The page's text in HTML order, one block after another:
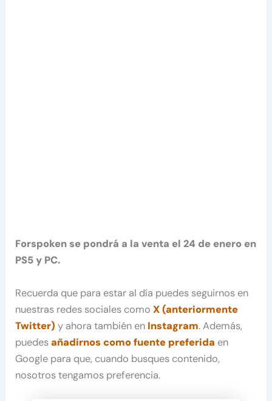
Forspoken se pondrá a la venta el 24 de enero en
PS5 y PC.
Recuerda que para estar al día puedes seguirnos en
nuestras redes sociales comoX (anteriormente
Twitter) y ahora también en Instagram. Además,
puedesañadirnos como fuente preferida en
Google para que, cuando busques contenido,
nosotros tengamos preferencia.